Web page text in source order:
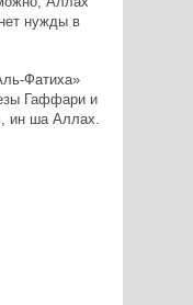
нужды в
Фатиха»
Гаффари и
ин ша Аллах.